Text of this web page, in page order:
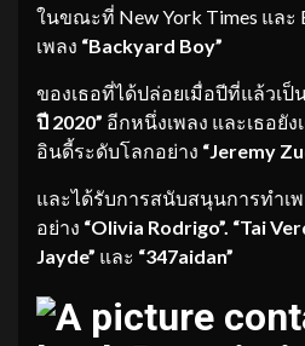
ในขณะที่ New York Times และ
เพลง “Backyard Boy”
ของเธอที่ได้ปล่อยเมื่อปีที่แล้วเป็
ปี 2020” อีกหนึ่งเพลง และเธอยั
อินดี้ระดับโลกอย่าง “Jeremy
และได้รับการสนับสนุนการทำเ
อย่าง “Olivia Rodrigo”. “Tai
Jayde” และ “347aidan”